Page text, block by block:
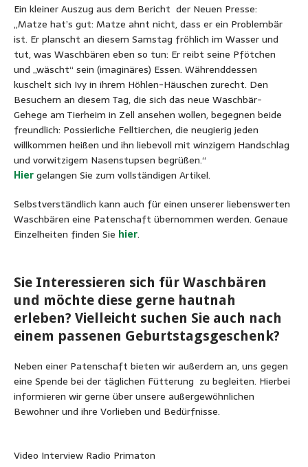
Ein kleiner Auszug aus dem Bericht der Neuen Presse:
„Matze hat’s gut: Matze ahnt nicht, dass er ein Problembär
ist. Er planscht an diesem Samstag fröhlich im Wasser und
tut, was Waschbären eben so tun: Er reibt seine Pfötchen
und „wäscht“ sein (imaginäres) Essen. Währenddessen
kuschelt sich Ivy in ihrem Höhlen-Häuschen zurecht. Den
Besuchern an diesem Tag, die sich das neue Waschbär-
Gehege am Tierheim in Zell ansehen wollen, begegnen beide
freundlich: Possierliche Felltierchen, die neugierig jeden
willkommen heißen und ihn liebevoll mit winzigem Handschlag
und vorwitzigem Nasenstupsen begrüßen.“
Hiergelangen Sie zum vollständigen Artikel.
Selbstverständlich kann auch für einen unserer liebenswerten
Waschbären eine Patenschaft übernommen werden. Genaue
Einzelheiten finden Sie hier.
Sie Interessieren sich für Waschbären
und möchte diese gerne hautnah
erleben? Vielleicht suchen Sie auch nach
einem passenen Geburtstagsgeschenk?
Neben einer Patenschaft bieten wir außerdem an, uns gegen
eine Spende bei der täglichen Fütterung zu begleiten. Hierbei
informieren wir gerne über unsere außergewöhnlichen
Bewohner und ihre Vorlieben und Bedürfnisse.
Video Interview Radio Primaton